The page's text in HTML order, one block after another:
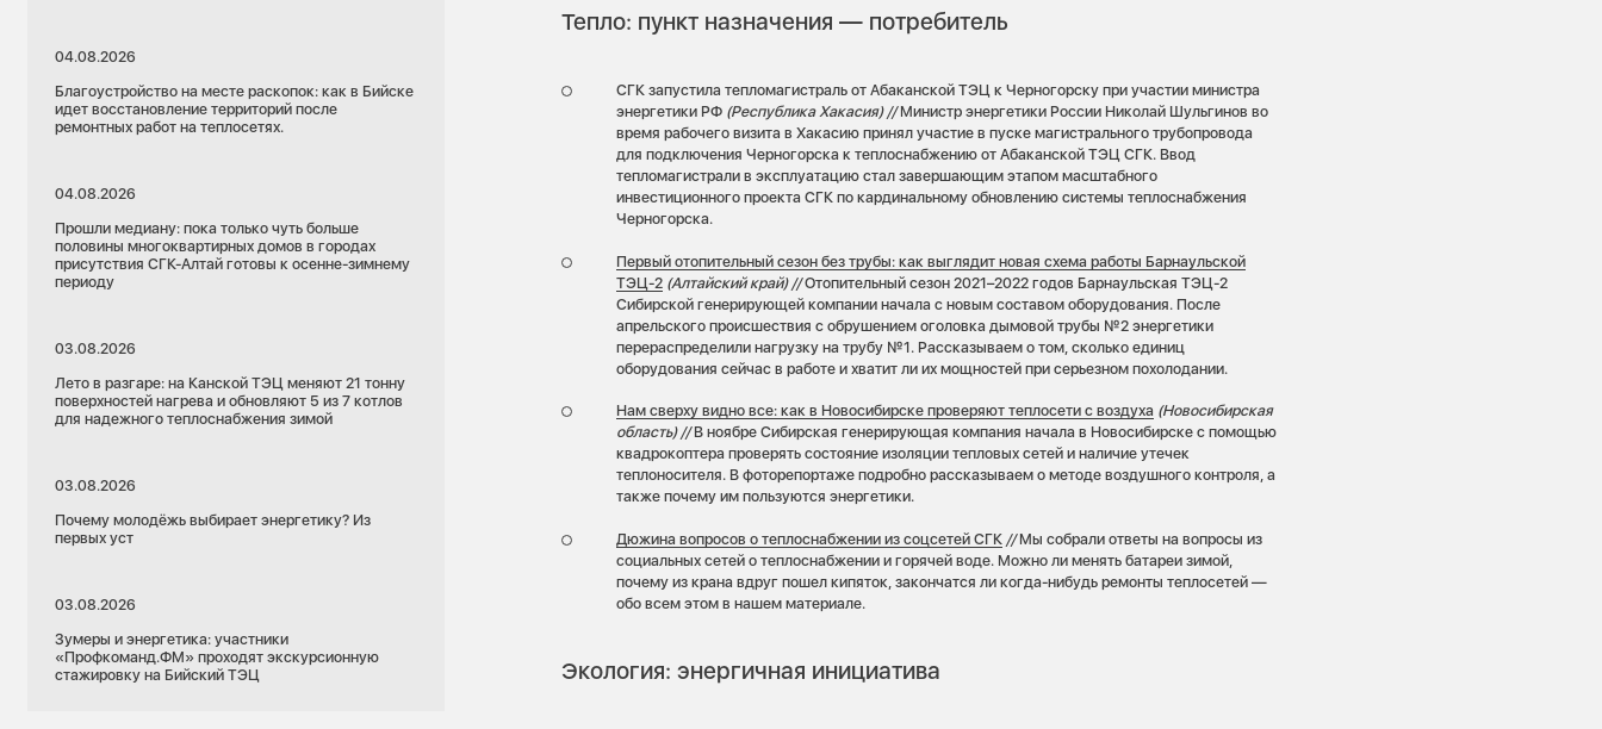
04.08.2026
Благоустройство на месте раскопок: как в Бийске
идет восстановление территорий после
ремонтных работ на теплосетях.
04.08.2026
Прошли медиану: пока только чуть больше
половины многоквартирных домов в городах
присутствия СГК-Алтай готовы к осенне-зимнему
периоду
03.08.2026
Лето в разгаре: на Канской ТЭЦ меняют 21 тонну
поверхностей нагрева и обновляют 5 из 7 котлов
для надежного теплоснабжения зимой
03.08.2026
Почему молодёжь выбирает энергетику? Из
первых уст
03.08.2026
Зумеры и энергетика: участники
«Профкоманд.ФМ» проходят экскурсионную
стажировку на Бийский ТЭЦ
Тепло: пункт назначения — потребитель
СГК запустила тепломагистраль от Абаканской ТЭЦ к Черногорску при участии министра
энергетики РФ (Республика Хакасия) //Министр энергетики России Николай Шульгинов во
время рабочего визита в Хакасию принял участие в пуске магистрального трубопровода
для подключения Черногорска к теплоснабжению от Абаканской ТЭЦ СГК. Ввод
тепломагистрали в эксплуатацию стал завершающим этапом масштабного
инвестиционного проекта СГК по кардинальному обновлению системы теплоснабжения
Черногорска.
Первый отопительный сезон без трубы: как выглядит новая схема работы Барнаульской
ТЭЦ-2 (Алтайский край) //Отопительный сезон 2021–2022 годов Барнаульская ТЭЦ-2
Сибирской генерирующей компании начала с новым составом оборудования. После
апрельского происшествия с обрушением оголовка дымовой трубы №2 энергетики
перераспределили нагрузку на трубу №1. Рассказываем о том, сколько единиц
оборудования сейчас в работе и хватит ли их мощностей при серьезном похолодании.
Нам сверху видно все: как в Новосибирске проверяют теплосети с воздуха (Новосибирская
область) //В ноябре Сибирская генерирующая компания начала в Новосибирске с помощью
квадрокоптера проверять состояние изоляции тепловых сетей и наличие утечек
теплоносителя. В фоторепортаже подробно рассказываем о методе воздушного контроля, а
также почему им пользуются энергетики.
Дюжина вопросов о теплоснабжении из соцсетей СГК //Мы собрали ответы на вопросы из
социальных сетей о теплоснабжении и горячей воде. Можно ли менять батареи зимой,
почему из крана вдруг пошел кипяток, закончатся ли когда-нибудь ремонты теплосетей —
обо всем этом в нашем материале.
Экология: энергичная инициатива